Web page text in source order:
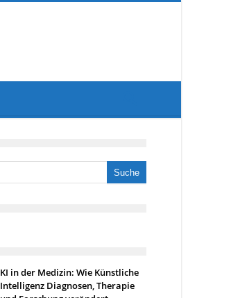
KI in der Medizin: Wie Künstliche
Intelligenz Diagnosen, Therapie